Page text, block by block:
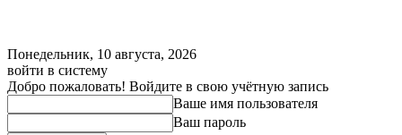
Понедельник, 10 августа, 2026
войти в систему
Добро пожаловать! Войдите в свою учётную запись
Ваше имя пользователя
Ваш пароль